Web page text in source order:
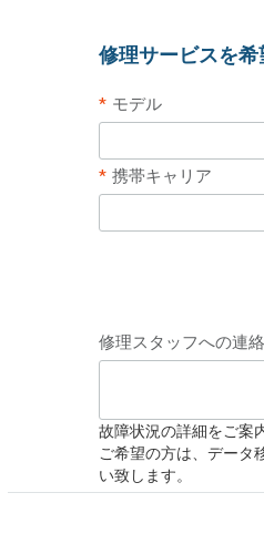
修理サービスを
モデル
携帯キャリア
修理スタッフへの連絡
故障状況の詳細をご案
ご希望の方は、データ
い致します。